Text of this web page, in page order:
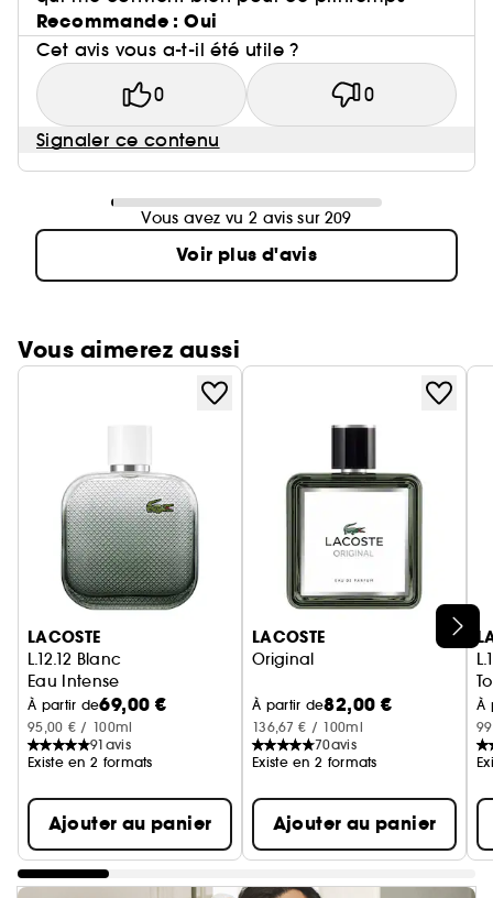
Recommande : Oui
Cet avis vous a-t-il été utile ?
0 0
Signaler ce contenu
Vous avez vu 2 avis sur 209
Voir plus d'avis
Vous aimerez aussi
Ignorer le carrousel produits
LACOSTE
L.12.12 Blanc
Eau Intense
À partir de69,00 €
95,00 € / 100ml
91 avis
Existe en 2 formats
Ajouter au panier
LACOSTE
Original
À partir de82,00 €
136,67 € / 100ml
70avis
Existe en 2 formats
Ajouter au panier
À